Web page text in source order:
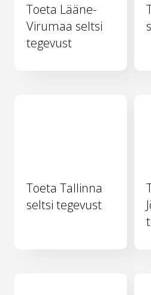
Toeta Lääne-
Virumaa seltsi
tegevust
Toeta Tallinna
seltsi tegevust